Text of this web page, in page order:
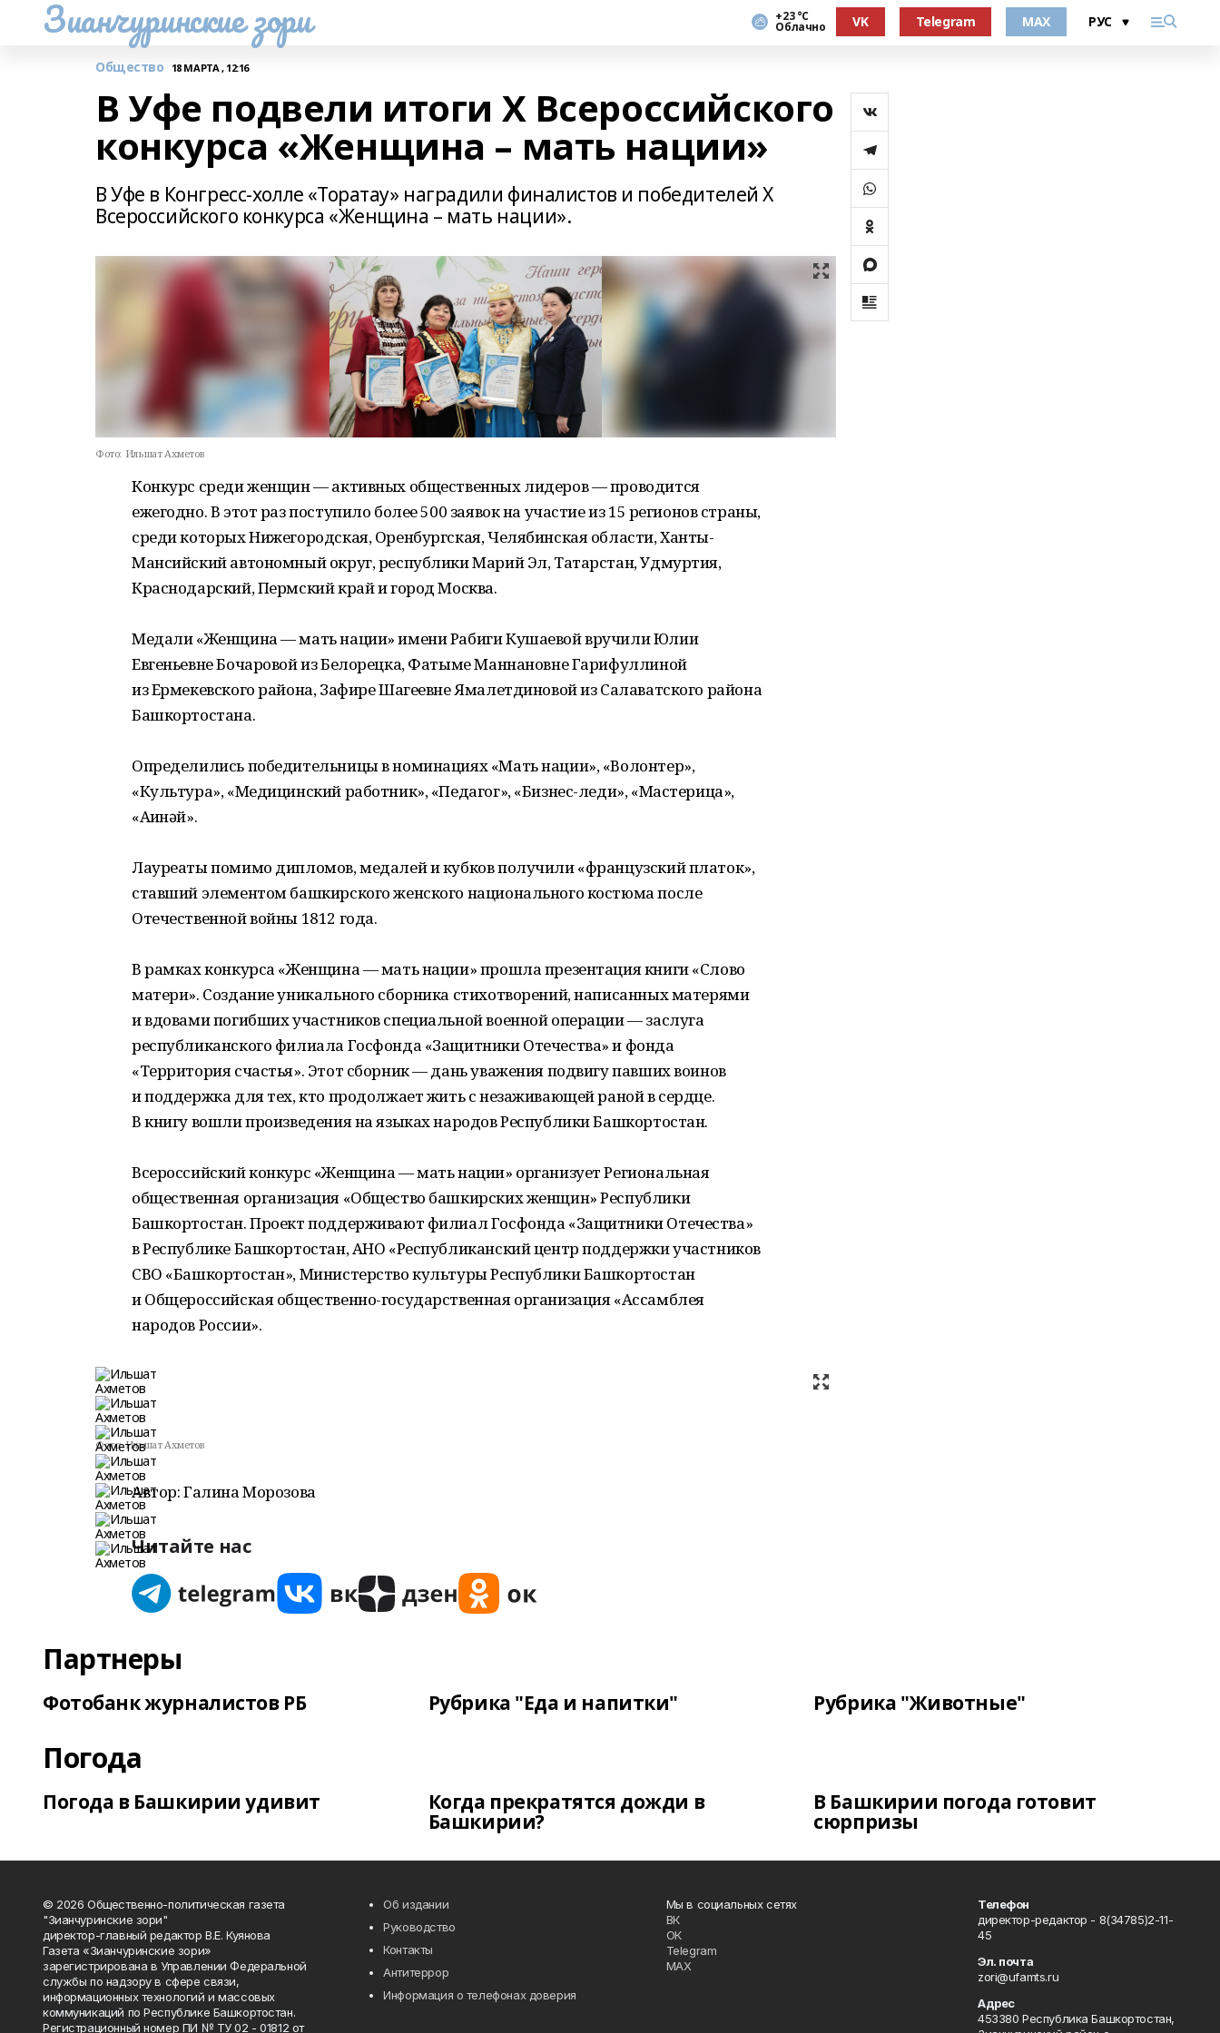
Зианчуринские зори +23 °С
Облачно VK Telegram MAX
Общество 18 МАРТА , 12:16
В Уфе подвели итоги Х Всероссийского
конкурса «Женщина – мать нации»
В Уфе в Конгресс-холле «Торатау» наградили финалистов и победителей Х
Всероссийского конкурса «Женщина – мать нации».
Фото: Ильшат Ахметов
Конкурс среди женщин — активных общественных лидеров — проводится
ежегодно. В этот раз поступило более 500 заявок на участие из 15 регионов страны,
среди которых Нижегородская, Оренбургская, Челябинская области, Ханты-
Мансийский автономный округ, республики Марий Эл, Татарстан, Удмуртия,
Краснодарский, Пермский край и город Москва.
Медали «Женщина — мать нации» имени Рабиги Кушаевой вручили Юлии
Евгеньевне Бочаровой из Белорецка, Фатыме Маннановне Гарифуллиной
из Ермекевского района, Зафире Шагеевне Ямалетдиновой из Салаватского района
Башкортостана.
Определились победительницы в номинациях «Мать нации», «Волонтер»,
«Культура», «Медицинский работник», «Педагог», «Бизнес-леди», «Мастерица»,
«Ағинәй».
Лауреаты помимо дипломов, медалей и кубков получили «французский платок»,
ставший элементом башкирского женского национального костюма после
Отечественной войны 1812 года.
В рамках конкурса «Женщина — мать нации» прошла презентация книги «Слово
матери». Создание уникального сборника стихотворений, написанных матерями
и вдовами погибших участников специальной военной операции — заслуга
республиканского филиала Госфонда «Защитники Отечества» и фонда
«Территория счастья». Этот сборник — дань уважения подвигу павших воинов
и поддержка для тех, кто продолжает жить с незаживающей раной в сердце.
В книгу вошли произведения на языках народов Республики Башкортостан.
Всероссийский конкурс «Женщина — мать нации» организует Региональная
общественная организация «Общество башкирских женщин» Республики
Башкортостан. Проект поддерживают филиал Госфонда «Защитники Отечества»
в Республике Башкортостан, АНО «Республиканский центр поддержки участников
СВО «Башкортостан», Министерство культуры Республики Башкортостан
и Общероссийская общественно-государственная организация «Ассамблея
народов России».
Фото: Ильшат Ахметов
Автор: Галина Морозова
Читайте нас
Партнеры
Фотобанк журналистов РБ Рубрика "Еда и напитки" Рубрика "Животные"
Погода
Погода в Башкирии удивит Когда прекратятся дожди в
Башкирии?
В Башкирии погода готовит
сюрпризы
© 2026 Общественно-политическая газета
"Зианчуринские зори"
директор-главный редактор В.Е. Куянова
Газета «Зианчуринские зори»
зарегистрирована в Управлении Федеральной
службы по надзору в сфере связи,
информационных технологий и массовых
коммуникаций по Республике Башкортостан.
Регистрационный номер ПИ № ТУ 02 - 01812 от
Об издании
Руководство
Контакты
Антитеррор
Информация о телефонах доверия
Мы в социальных сетях
ВК
ОК
Telegram
MAX
Телефон
директор-редактор - 8(34785)2-11-
45
Эл. почта
zori@ufamts.ru
Адрес
453380 Республика Башкортостан,